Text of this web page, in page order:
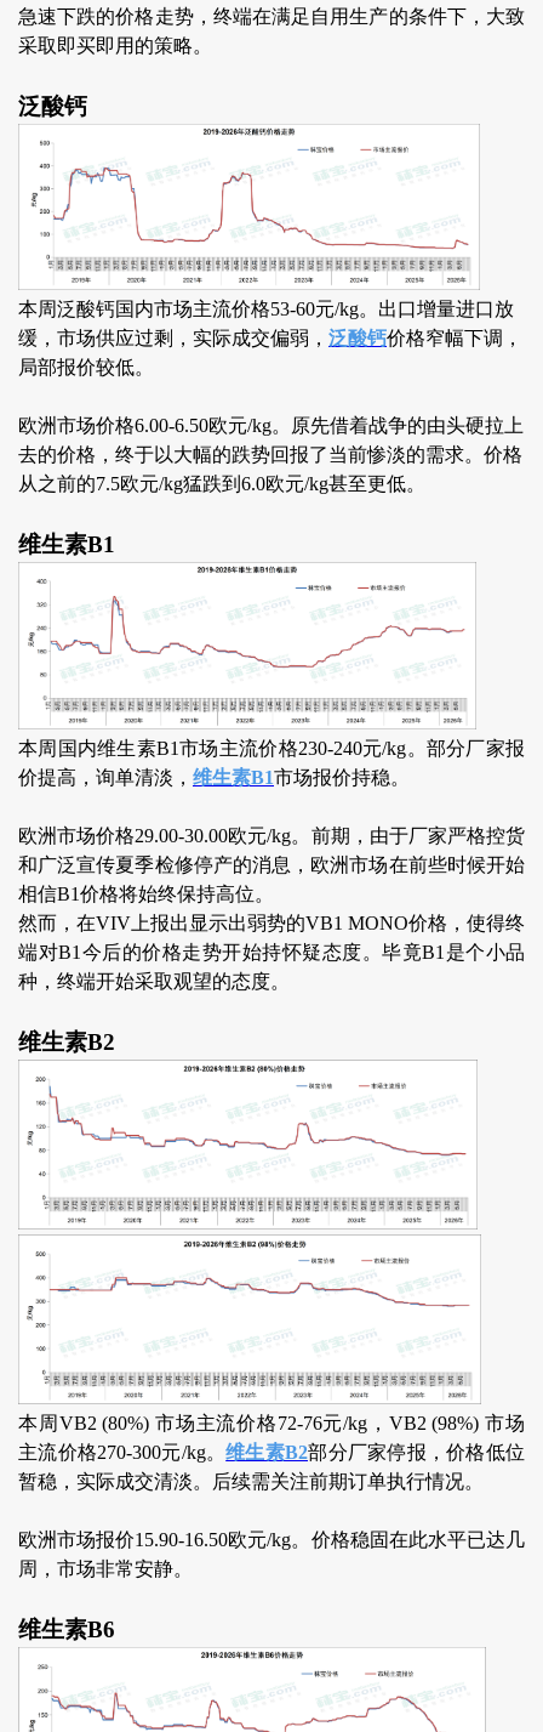
急速下跌的价格走势，终端在满足自用生产的条件下，大致
采取即买即用的策略。
泛酸钙
本周泛酸钙国内市场主流价格53-60元/kg。出口增量进口放
缓，市场供应过剩，实际成交偏弱， 泛酸钙价格窄幅下调，
局部报价较低。
欧洲市场价格6.00-6.50欧元/kg。原先借着战争的由头硬拉上
去的价格，终于以大幅的跌势回报了当前惨淡的需求。价格
从之前的7.5欧元/kg猛跌到6.0欧元/kg甚至更低。
维生素B1
本周国内维生素B1市场主流价格230-240元/kg。部分厂家报
价提高，询单清淡 ， 维生素B1市场报价持稳。
欧洲市场价格29.00-30.00欧元/kg。前期，由于厂家严格控货
和广泛宣传夏季检修停产的消息，欧洲市场在前些时候开始
相信B1价格将始终保持高位。
然而，在VIV上报出显示出弱势的VB1 MONO价格，使得终
端对B1今后的价格走势开始持怀疑态度。毕竟B1是个小品
种，终端开始采取观望的态度。
维生素B2
本周VB2 (80%) 市场主流价格72-76元/kg，VB2 (98%) 市场
主流价格270-300元/kg。维生素B2部分厂家停报，价格低位
暂稳，实际成交清淡。后续需关注前期订单执行情况。
欧洲市场报价15.90-16.50欧元/kg。价格稳固在此水平已达几
周，市场非常安静。
维生素B6